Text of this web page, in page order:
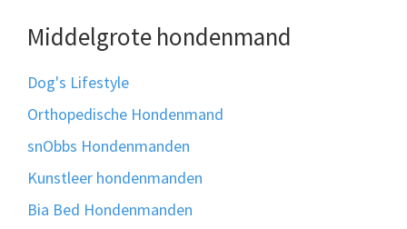
Middelgrote hondenmand
Dog's Lifestyle
Orthopedische Hondenmand
snObbs Hondenmanden
Kunstleer hondenmanden
Bia Bed Hondenmanden